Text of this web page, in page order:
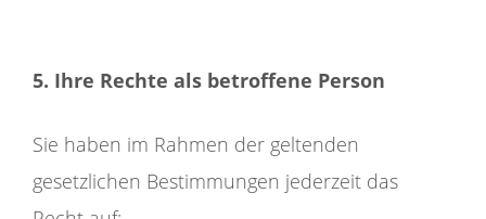
5. Ihre Rechte als betroffene Person
Sie haben im Rahmen der geltenden
gesetzlichen Bestimmungen jederzeit das